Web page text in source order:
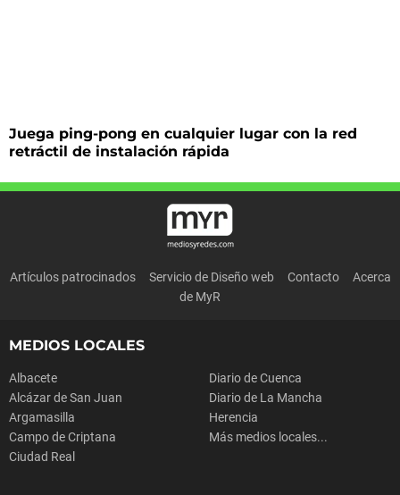
Juega ping-pong en cualquier lugar con la red
retráctil de instalación rápida
Artículos patrocinados Servicio de Diseño web Contacto
Acerca
de MyR
MEDIOS LOCALES
Albacete
Alcázar de San Juan
Argamasilla
Campo de Criptana
Ciudad Real
Diario de Cuenca
Diario de La Mancha
Herencia
Más medios locales...